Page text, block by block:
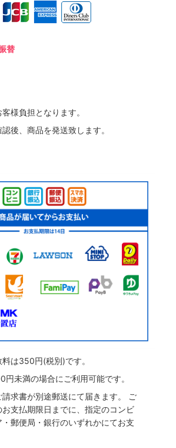
替
様負担となります。
後、商品を発送致します。
は350円(税別)です。
未満の場合にご利用可能です。
求書が別途郵送にて届きます。 ご
支払期限日までに、指定のコンビ
郵便局・銀行のいずれかにてお支